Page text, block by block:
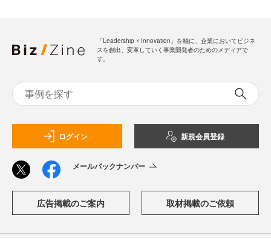
「Leadership ☓ Innovation」を軸に、企業においてビジネ
スを創出、変革していく事業開発者のためのメディアで
す。
ログイン 新規会員登録
メールバックナンバー
広告掲載のご案内 取材掲載のご依頼